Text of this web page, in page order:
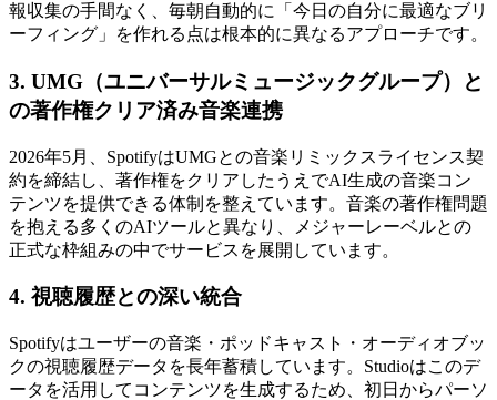
報収集の手間なく、毎朝自動的に「今日の自分に最適なブリ
ーフィング」を作れる点は根本的に異なるアプローチです。
3. UMG（ユニバーサルミュージックグループ）と
の著作権クリア済み音楽連携
2026年5月、SpotifyはUMGとの音楽リミックスライセンス契
約を締結し、著作権をクリアしたうえでAI生成の音楽コン
テンツを提供できる体制を整えています。音楽の著作権問題
を抱える多くのAIツールと異なり、メジャーレーベルとの
正式な枠組みの中でサービスを展開しています。
4. 視聴履歴との深い統合
Spotifyはユーザーの音楽・ポッドキャスト・オーディオブッ
クの視聴履歴データを長年蓄積しています。Studioはこのデ
ータを活用してコンテンツを生成するため、初日からパーソ